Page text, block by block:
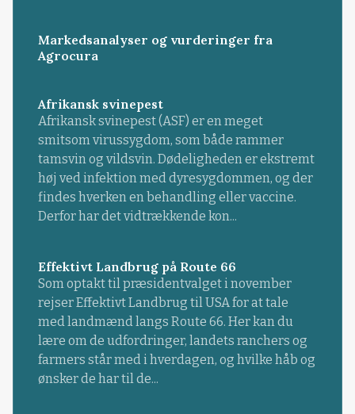
Markedsanalyser og vurderinger fra
Agrocura
Afrikansk svinepest
Afrikansk svinepest (ASF) er en meget
smitsom virussygdom, som både rammer
tamsvin og vildsvin. Dødeligheden er ekstremt
høj ved infektion med dyresygdommen, og der
findes hverken en behandling eller vaccine.
Derfor har det vidtrækkende kon...
Effektivt Landbrug på Route 66
Som optakt til præsidentvalget i november
rejser Effektivt Landbrug til USA for at tale
med landmænd langs Route 66. Her kan du
lære om de udfordringer, landets ranchers og
farmers står med i hverdagen, og hvilke håb og
ønsker de har til de...